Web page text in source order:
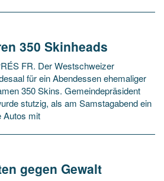
350 Skinheads
FR. Der Westschweizer
für ein Abendessen ehemaliger
350 Skins. Gemeindepräsident
stutzig, als am Samstagabend ein
Autos mit
gegen Gewalt